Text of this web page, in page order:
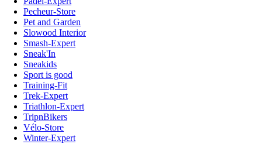
Pecheur-Store
Pet and Garden
Slowood Interior
Smash-Expert
Sneak'In
Sneakids
Sport is good
Training-Fit
Trek-Expert
Triathlon-Expert
TripnBikers
Vélo-Store
Winter-Expert